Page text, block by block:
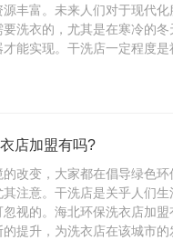
源丰富。未来人们对于现代
洗衣的，尤其是在寒冷的
能实现。干洗店一定程度是
店加盟有吗?
的改变，大家都在倡导绿色
注意。干洗店是关乎人们
视的。海北环保洗衣店加
的提升，为洗衣店在该城市